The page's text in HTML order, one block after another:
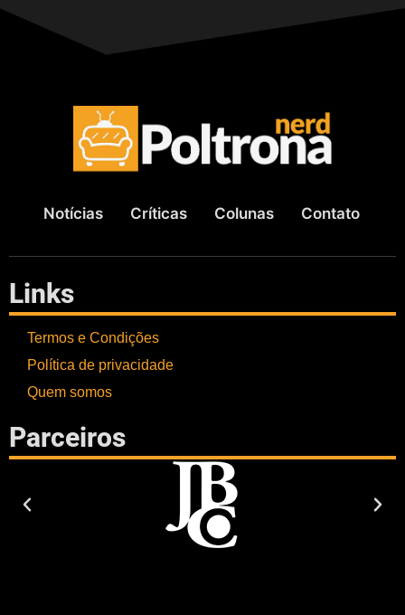
Notícias Críticas Colunas Contato
Links
Termos e Condições
Política de privacidade
Quem somos
Parceiros